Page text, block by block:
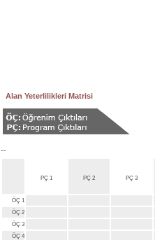
Alan Yeterlilikleri Matrisi
--
PÇ 1 PÇ 2 PÇ 3
ÖÇ 1
ÖÇ 2
ÖÇ 3
ÖÇ 4